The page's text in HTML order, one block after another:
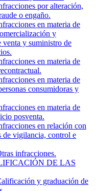
por alteración,
o engaño.
en materia de
y
venta y suministro de
en materia de
en materia de
consumidoras y
en materia de
posventa.
en relación con
de vigilancia, control e
infracciones.
DE LAS
y graduación de